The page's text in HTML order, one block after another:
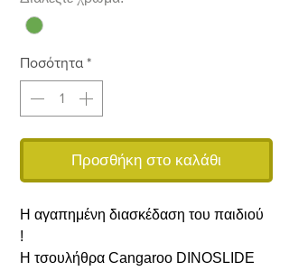
Ποσότητα *
Προσθήκη στο καλάθι
Η αγαπημένη διασκέδαση του παιδιού
!
Η τσουλήθρα Cangaroo DINOSLIDE